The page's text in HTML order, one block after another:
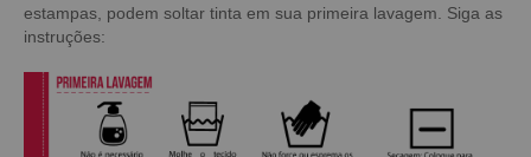
estampas, podem soltar tinta em sua primeira lavagem. Siga as
instruções: